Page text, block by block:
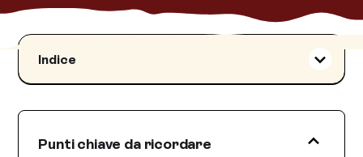
Indice
Di che classe farmaceutica fa parte?
Come funziona En
Punti chiave da ricordare